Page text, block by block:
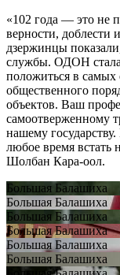
«102 года — это не
верности, доблести
дзержинцы
службы. ОДОН
положиться в
общественного
объектов. Ваш
самоотверженному
нашему
любое время встать
Шолбан Кара-оол.
Большая Балашиха
Большая Балашиха
Большая Балашиха
Большая Балашиха
Большая Балашиха
Большая Балашиха